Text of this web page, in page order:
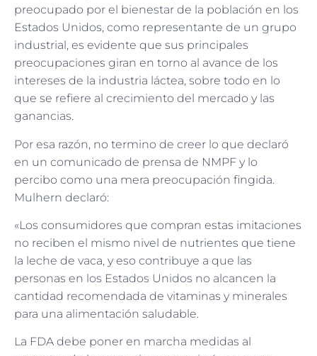
preocupado por el bienestar de la población en los
Estados Unidos, como representante de un grupo
industrial, es evidente que sus principales
preocupaciones giran en torno al avance de los
intereses de la industria láctea, sobre todo en lo
que se refiere al crecimiento del mercado y las
ganancias.
Por esa razón, no termino de creer lo que declaró
en un comunicado de prensa de NMPF y lo
percibo como una mera preocupación fingida.
Mulhern declaró:
«Los consumidores que compran estas imitaciones
no reciben el mismo nivel de nutrientes que tiene
la leche de vaca, y eso contribuye a que las
personas en los Estados Unidos no alcancen la
cantidad recomendada de vitaminas y minerales
para una alimentación saludable.
La FDA debe poner en marcha medidas al